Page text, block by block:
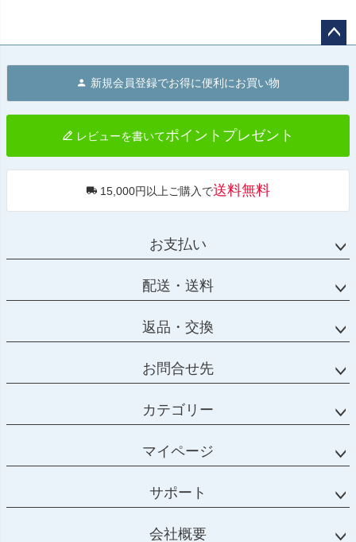
へ
新規会員登録でお得に便利にお買い物
レビューを書いてポイントプレゼント
15,000円以上ご購入で送料無料
お支払い
配送・送料
返品・交換
お問合せ先
カテゴリー
マイページ
サポート
会社概要